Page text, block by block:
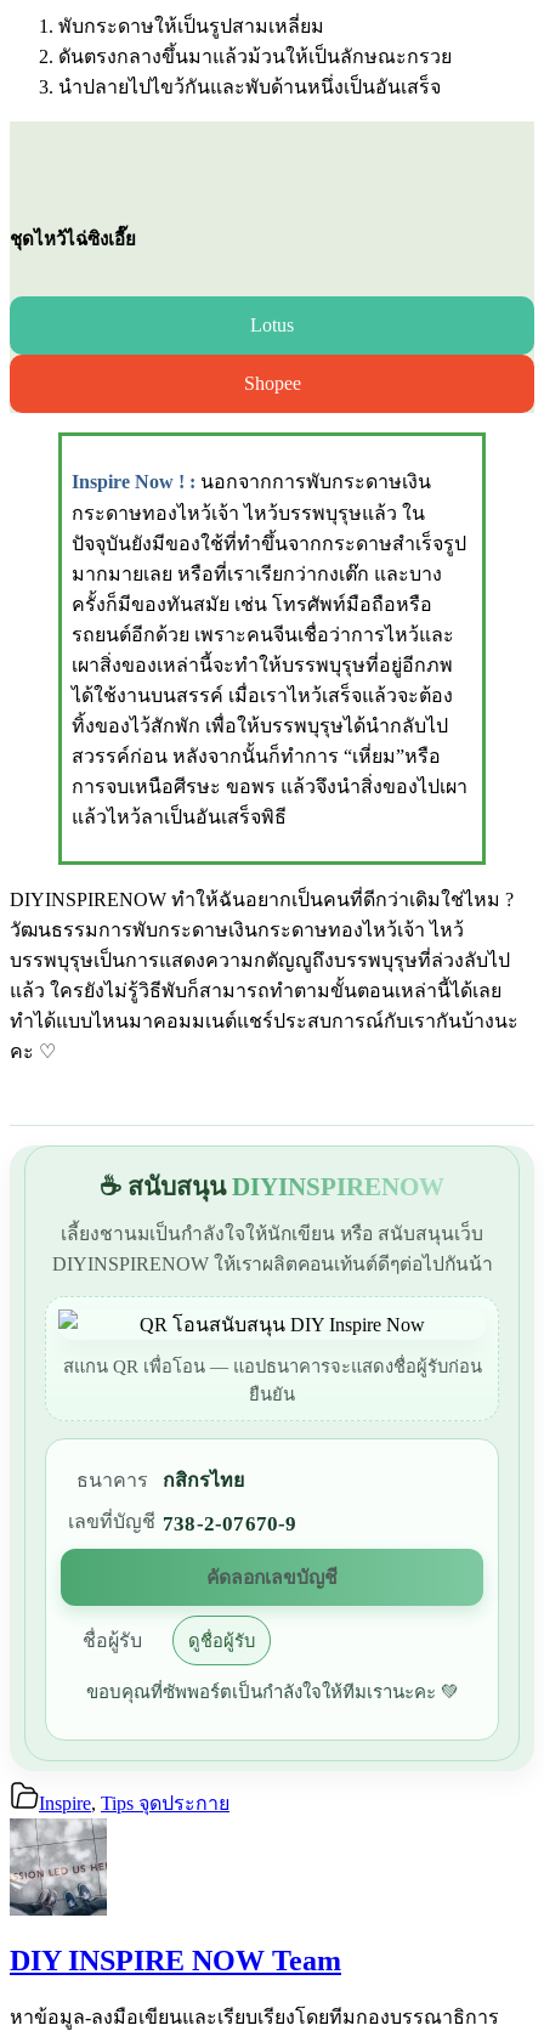
พับกระดาษให้เป็นรูปสามเหลี่ยม
ดันตรงกลางขึ้นมาแล้วม้วนให้เป็นลักษณะกรวย
นำปลายไปไขว้กันและพับด้านหนึ่งเป็นอันเสร็จ
ชุดไหว้ไฉ่ซิงเอี๊ย
Lotus
Shopee
Inspire Now ! : นอกจากการพับกระดาษเงิน
กระดาษทองไหว้เจ้า ไหว้บรรพบุรุษแล้ว ใน
ปัจจุบันยังมีของใช้ที่ทำขึ้นจากกระดาษสำเร็จรูป
มากมายเลย หรือที่เราเรียกว่ากงเต๊ก และบาง
ครั้งก็มีของทันสมัย เช่น โทรศัพท์มือถือหรือ
รถยนต์อีกด้วย เพราะคนจีนเชื่อว่าการไหว้และ
เผาสิ่งของเหล่านี้จะทำให้บรรพบุรุษที่อยู่อีกภพ
ได้ใช้งานบนสรรค์ เมื่อเราไหว้เสร็จแล้วจะต้อง
ทิ้งของไว้สักพัก เพื่อให้บรรพบุรุษได้นำกลับไป
สวรรค์ก่อน หลังจากนั้นก็ทำการ “เหี่ยม”หรือ
การจบเหนือศีรษะ ขอพร แล้วจึงนำสิ่งของไปเผา
แล้วไหว้ลาเป็นอันเสร็จพิธี
DIYINSPIRENOW ทำให้ฉันอยากเป็นคนที่ดีกว่าเดิมใช่ไหม ?
วัฒนธรรมการพับกระดาษเงินกระดาษทองไหว้เจ้า ไหว้
บรรพบุรุษเป็นการแสดงความกตัญญูถึงบรรพบุรุษที่ล่วงลับไป
แล้ว ใครยังไม่รู้วิธีพับก็สามารถทำตามขั้นตอนเหล่านี้ได้เลย
ทำได้แบบไหนมาคอมมเนต์แชร์ประสบการณ์กับเรากันบ้างนะ
คะ ♡
☕ สนับสนุนDIYINSPIRENOW
เลี้ยงชานมเป็นกำลังใจให้นักเขียน หรือ สนับสนุนเว็บ
DIYINSPIRENOW ให้เราผลิตคอนเท้นต์ดีๆต่อไปกันน้า
สแกน QR เพื่อโอน — แอปธนาคารจะแสดงชื่อผู้รับก่อน
ยืนยัน
ธนาคาร
กสิกรไทย
เลขที่บัญชี 738-2-07670-9
คัดลอกเลขบัญชี
ชื่อผู้รับ ดูชื่อผู้รับ
ขอบคุณที่ซัพพอร์ตเป็นกำลังใจให้ทีมเรานะคะ 💚
Inspire, Tips จุดประกาย
DIY INSPIRE NOW Team
หาข้อมูล-ลงมือเขียนและเรียบเรียงโดยทีมกองบรรณาธิการ